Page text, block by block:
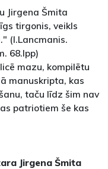
Jirgena Šmita
tirgonis, veikls
(I.Lancmanis.
68.lpp)
mazu, kompilētu
manuskripta, kas
taču līdz šim nav
patriotiem še kas
Jirgena Šmita